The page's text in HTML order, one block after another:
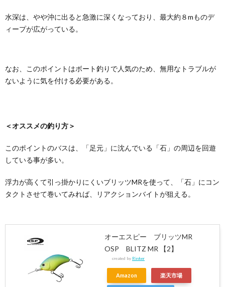
水深は、やや沖に出ると急激に深くなっており、最大約８mものデ
ィープが広がっている。
なお、このポイントはボート釣りで人気のため、無用なトラブルが
ないように気を付ける必要がある。
＜オススメの釣り方＞
このポイントのバスは、「足元」に沈んでいる「石」の周辺を回遊
している事が多い。
浮力が高くて引っ掛かりにくいブリッツMRを使って、「石」にコン
タクトさせて巻いてみれば、リアクションバイトが狙える。
オーエスピー ブリッツMR
OSP BLITZ MR 【2】
created by Rinker
Amazon 楽天市場